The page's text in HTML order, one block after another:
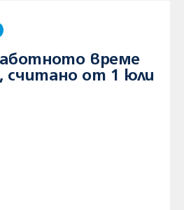
време
считано от 1 юли